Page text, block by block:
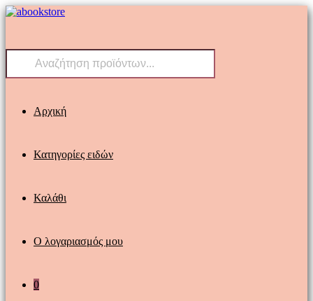
Skip
Products
Αρχική
Κατηγορίες ειδών
Καλάθι
Ο λογαριασμός μου
0